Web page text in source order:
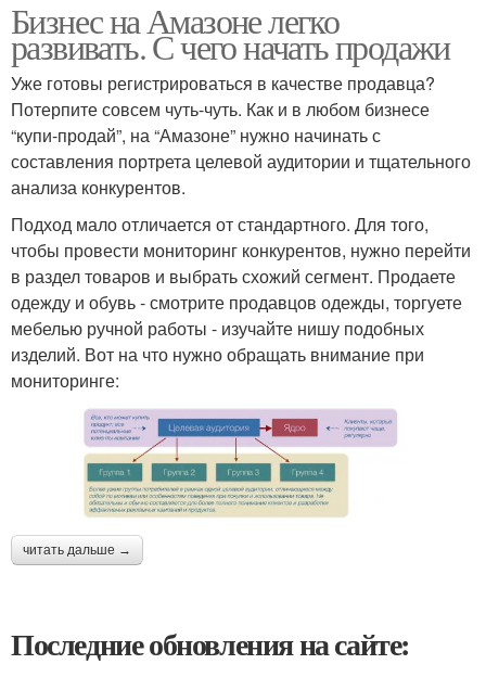
Бизнес на Амазоне легко
развивать. С чего начать продажи
Уже готовы регистрироваться в качестве продавца?
Потерпите совсем чуть-чуть. Как и в любом бизнесе
“купи-продай”, на “Амазоне” нужно начинать с
составления портрета целевой аудитории и тщательного
анализа конкурентов.
Подход мало отличается от стандартного. Для того,
чтобы провести мониторинг конкурентов, нужно перейти
в раздел товаров и выбрать схожий сегмент. Продаете
одежду и обувь - смотрите продавцов одежды, торгуете
мебелью ручной работы - изучайте нишу подобных
изделий. Вот на что нужно обращать внимание при
мониторинге:
читать дальше →
Последние обновления на сайте: